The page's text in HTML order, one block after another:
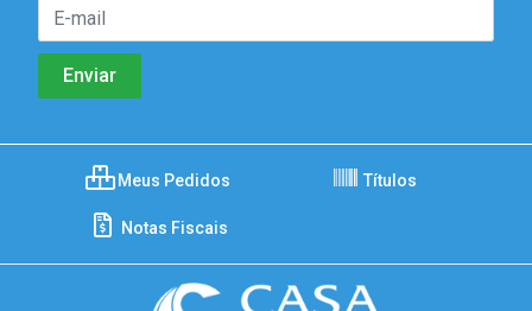
Meus Pedidos Títulos
Notas Fiscais